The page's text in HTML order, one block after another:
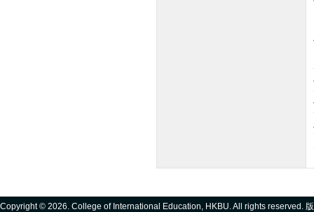
Copyright © 2026. College of International Education, HKBU. All rights reserved.